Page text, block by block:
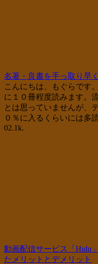
名著・良書を手っ取り早
こんにちは、もぐらです
に１０冊程度読みます。
とは思っていませんが、
０％に入るくらいには多
02.1k.
動画配信サービス「Hulu
たメリットとデメリット